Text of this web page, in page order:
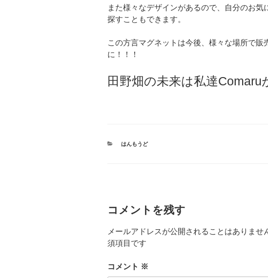
また様々なデザインがあるので、自分のお気
探すこともできます。
この方言マグネットは今後、様々な場所で販
に！！！
田野畑の未来は私達Comaru
カ
はんもうど
コメントを残す
メールアドレスが公開されることはありませ
須項目です
コメント ※